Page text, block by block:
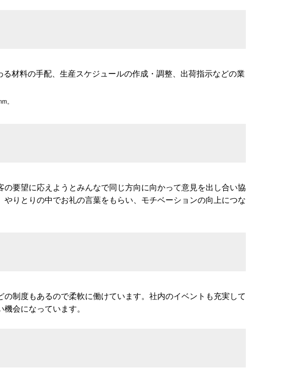
材料の手配、生産スケジュールの作成・調整、出荷指示などの業
。
要望に応えようとみんなで同じ方向に向かって意見を出し合い協
りとりの中でお礼の言葉をもらい、モチベーションの向上につな
制度もあるので柔軟に働けています。社内のイベントも充実して
会になっています。